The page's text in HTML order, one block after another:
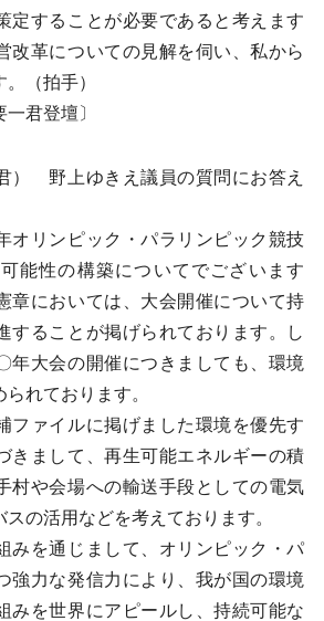
定することが必要であると考えます
改革についての見解を伺い、私から
（拍手）
登壇〕
） 野上ゆきえ議員の質問にお答え
オリンピック・パラリンピック競技
能性の構築についてでございます
章においては、大会開催について持
することが掲げられております。し
年大会の開催につきましても、環境
れております。
ァイルに掲げました環境を優先す
きまして、再生可能エネルギーの積
村や会場への輸送手段としての電気
の活用などを考えております。
みを通じまして、オリンピック・パ
強力な発信力により、我が国の環境
みを世界にアピールし、持続可能な